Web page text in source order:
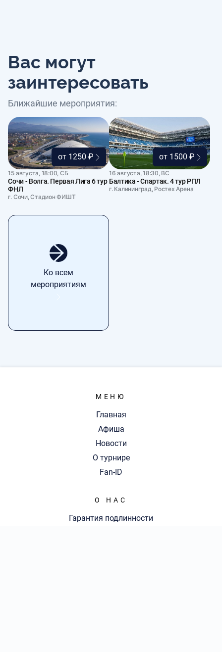
Вас могут
заинтересовать
Ближайшие мероприятия:
от 1250 ₽
15 августа, 18:00, СБ
Сочи - Волга. Первая Лига 6 тур
ФНЛ
г. Сочи, Стадион ФИШТ
от 1500 ₽
16 августа, 18:30, ВС
Балтика - Спартак. 4 тур РПЛ
г. Калининград, Ростех Арена
Ко всем
мероприятиям
МЕНЮ
Главная
Афиша
Новости
О турнире
Fan-ID
О НАС
Гарантия подлинности